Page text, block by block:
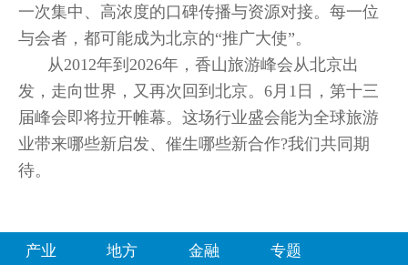
一次集中、高浓度的口碑传播与资源对接。每一位
与会者，都可能成为北京的“推广大使”。
从2012年到2026年，香山旅游峰会从北京出
发，走向世界，又再次回到北京。6月1日，第十三
届峰会即将拉开帷幕。这场行业盛会能为全球旅游
业带来哪些新启发、催生哪些新合作?我们共同期
待。
产业 地方 金融 专题